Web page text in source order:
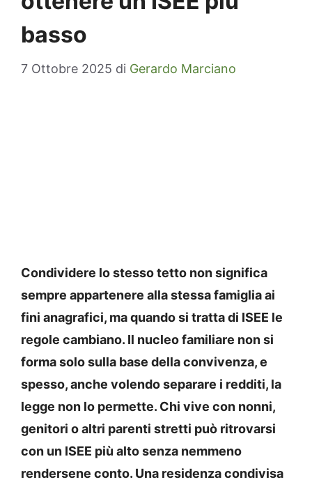
basso
7 Ottobre 2025 di Gerardo Marciano
Condividere lo stesso tetto non significa
sempre appartenere alla stessa famiglia ai
fini anagrafici, ma quando si tratta di ISEE le
regole cambiano. Il nucleo familiare non si
forma solo sulla base della convivenza, e
spesso, anche volendo separare i redditi, la
legge non lo permette. Chi vive con nonni,
genitori o altri parenti stretti può ritrovarsi
con un ISEE più alto senza nemmeno
rendersene conto. Una residenza condivisa